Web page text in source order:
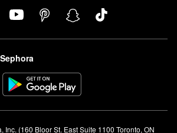
Inc. (160 Bloor St. East Suite 1100 Toronto, ON